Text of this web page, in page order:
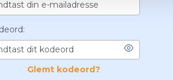
Glemt kodeord?